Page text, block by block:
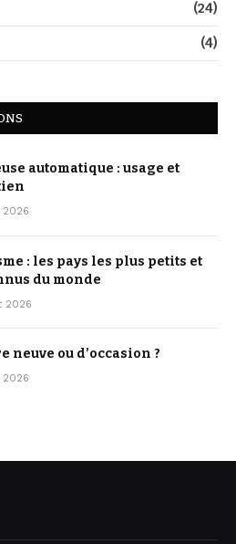
(24)
(4)
automatique : usage et
2026
: les pays les plus petits et
du monde
2026
neuve ou d’occasion ?
2026